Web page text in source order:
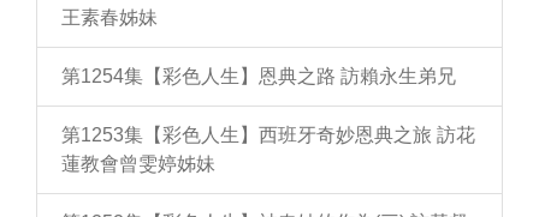
王素春姊妹
第1254集【彩色人生】恩典之路 訪賴永生弟兄
第1253集【彩色人生】西班牙奇妙恩典之旅 訪花
蓮教會曾雯婷姊妹